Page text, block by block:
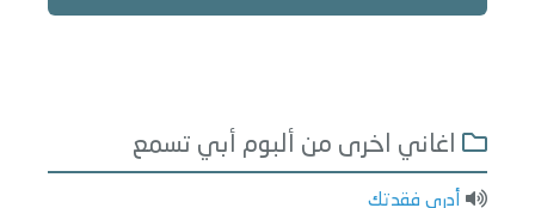
اغاني اخرى من ألبوم أبي تسمع
أدري فقدتك